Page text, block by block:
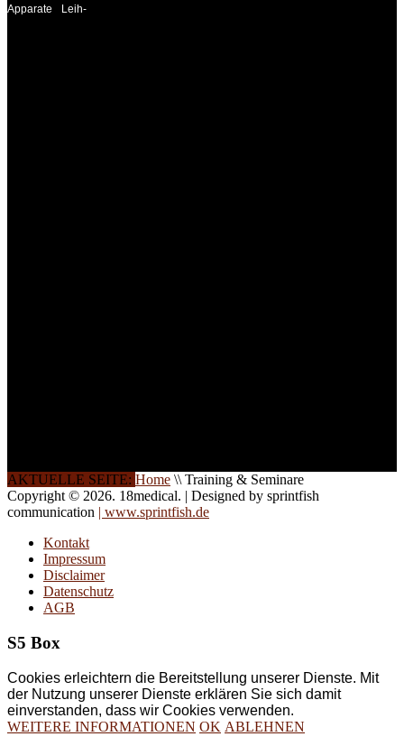
Apparate
Leih-
AKTUELLE SEITE: Home \\ Training & Seminare
Copyright © 2026. 18medical. | Designed by sprintfish
communication | www.sprintfish.de
Kontakt
Impressum
Disclaimer
Datenschutz
AGB
S5 Box
Cookies erleichtern die Bereitstellung unserer Dienste. Mit
der Nutzung unserer Dienste erklären Sie sich damit
einverstanden, dass wir Cookies verwenden.
WEITERE INFORMATIONEN OK ABLEHNEN